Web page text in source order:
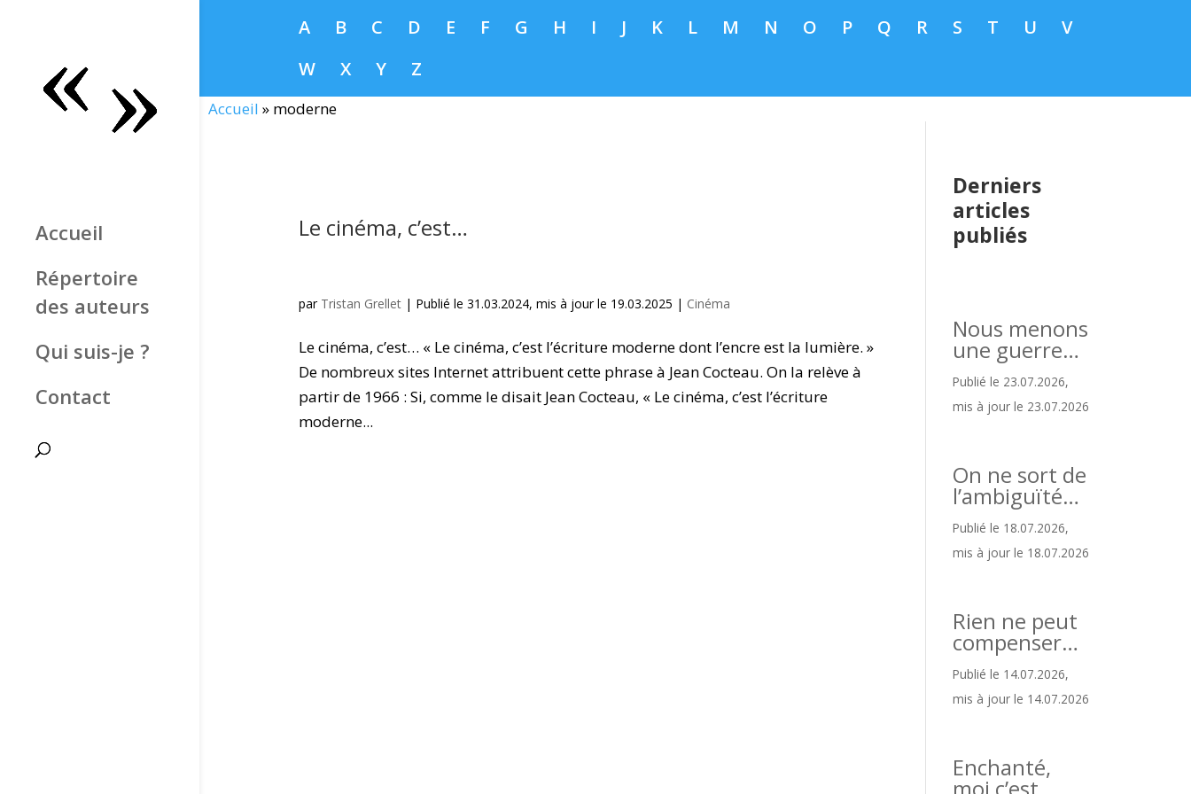
A B C D E F G H I J K L M N O P Q R S T U
V
W
X Y Z
Accueil
Répertoire
des auteurs
Qui suis-je ?
Contact
Accueil » moderne
Le cinéma, c’est…
par Tristan Grellet| Publié le 31.03.2024, mis à jour le 19.03.2025 | Cinéma
Le cinéma, c’est… « Le cinéma, c’est l’écriture moderne dont l’encre est la lumière. »
De nombreux sites Internet attribuent cette phrase à Jean Cocteau. On la relève à
partir de 1966 : Si, comme le disait Jean Cocteau, « Le cinéma, c’est l’écriture
moderne...
Derniers
articles
publiés
Nous menons
une guerre…
Publié le 23.07.2026,
mis à jour le 23.07.2026
On ne sort de
l’ambiguïté…
Publié le 18.07.2026,
mis à jour le 18.07.2026
Rien ne peut
compenser…
Publié le 14.07.2026,
mis à jour le 14.07.2026
Enchanté,